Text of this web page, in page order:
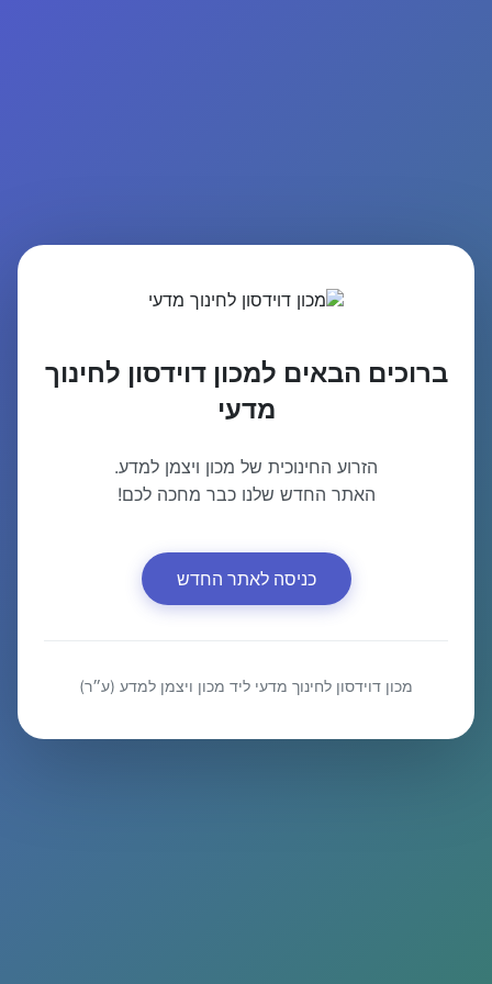
ברוכים הבאים למכון דוידסון לחינוך
מדעי
הזרוע החינוכית של מכון ויצמן למדע.
האתר החדש שלנו כבר מחכה לכם!
כניסה לאתר החדש
מכון דוידסון לחינוך מדעי ליד מכון ויצמן למדע (ע״ר)